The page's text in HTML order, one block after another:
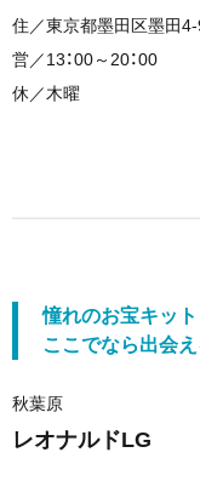
住／東京都墨田区墨田
営／13：00～20：00
休／木曜
憧れのお宝キット
ここでなら出会
秋葉原
レオナルドLG